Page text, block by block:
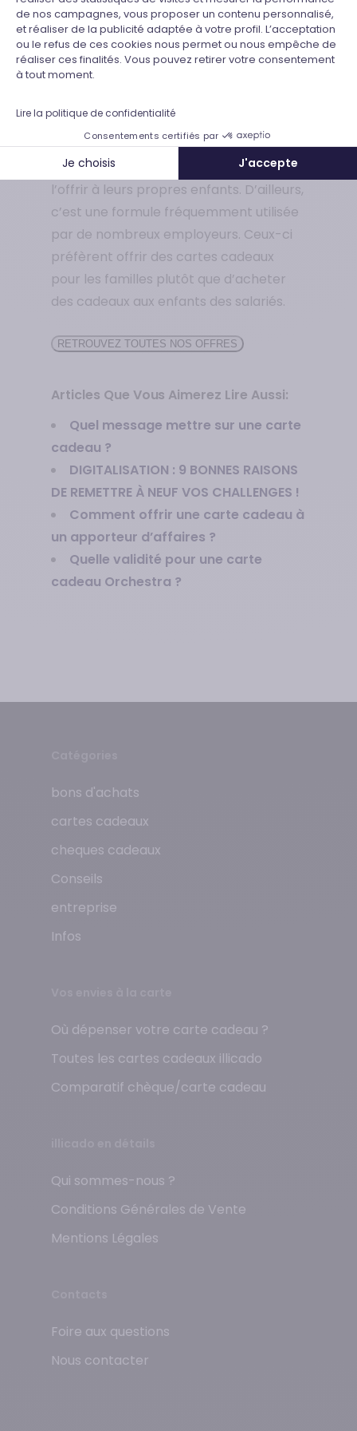
de nos campagnes, vous proposer un contenu personnalisé,
et réaliser de la publicité adaptée à votre profil. L’acceptation
ou le refus de ces cookies nous permet ou nous empêche de
réaliser ces finalités. Vous pouvez retirer votre consentement
à tout moment.
Lire la politique de confidentialité
Consentements certifiés par
Je choisis J'accepte
Axeptio consent
dans le magasin de leur choix, qu’il
s’agisse d’une enseigne spécialisée
comme Camaïeu (prêt-à-porter
féminin), chez le VPCiste La Redoute ou
Ceux-ci seront également libres de
l’offrir à leurs propres enfants. D’ailleurs,
c’est une formule fréquemment utilisée
par de nombreux employeurs. Ceux-ci
préfèrent offrir des cartes cadeaux
pour les familles plutôt que d’acheter
des cadeaux aux enfants des salariés.
RETROUVEZ TOUTES NOS OFFRES
Articles Que Vous Aimerez Lire Aussi:
Quel message mettre sur une carte
cadeau ?
DIGITALISATION : 9 BONNES RAISONS
DE REMETTRE À NEUF VOS CHALLENGES !
Comment offrir une carte cadeau à
un apporteur d’affaires ?
Quelle validité pour une carte
cadeau Orchestra ?
bons d'achats
cartes cadeaux
cheques cadeaux
Conseils
entreprise
Infos
Où dépenser votre carte cadeau ?
Toutes les cartes cadeaux illicado
Comparatif chèque/carte cadeau
Qui sommes-nous ?
Conditions Générales de Vente
Mentions Légales
Foire aux questions
Nous contacter